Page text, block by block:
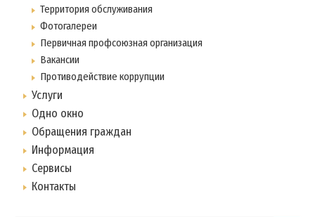
Территория обслуживания
Фотогалереи
Первичная профсоюзная организация
Вакансии
Противодействие коррупции
Услуги
Одно окно
Обращения граждан
Информация
Сервисы
Контакты